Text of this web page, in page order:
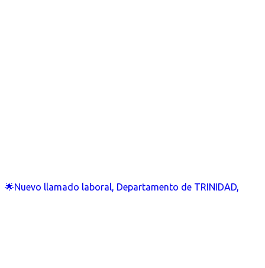
🌟Nuevo llamado laboral, Departamento de TRINIDAD,